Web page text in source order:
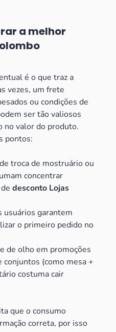
a melhor
é o que traz a
vezes, um frete
ou condições de
ser tão valiosos
no valor do produto.
pontos:
troca de mostruário ou
concentrar
desconto Lojas
usuários garantem
o primeiro pedido no
de olho em promoções
conjuntos (como mesa +
costuma cair
que o consumo
correta, por isso